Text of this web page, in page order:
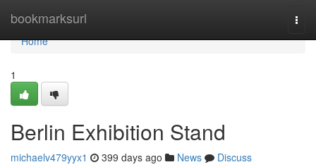
bookmarksurl
Home
Home
1
Berlin Exhibition Stand
michaelv479yyx1 399 days ago News
Discuss